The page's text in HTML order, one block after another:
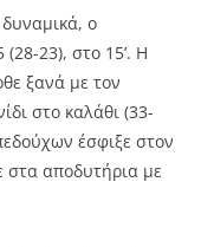
δυναμικά, ο
23), στο 15’. Η
ξανά με τον
στο καλάθι (33-
έσφιξε στον
στα αποδυτήρια με